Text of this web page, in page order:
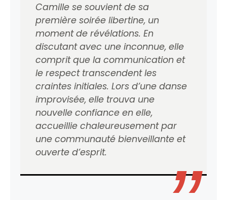
Camille se souvient de sa
première soirée libertine, un
moment de révélations. En
discutant avec une inconnue, elle
comprit que la communication et
le respect transcendent les
craintes initiales. Lors d’une danse
improvisée, elle trouva une
nouvelle confiance en elle,
accueillie chaleureusement par
une communauté bienveillante et
ouverte d’esprit.